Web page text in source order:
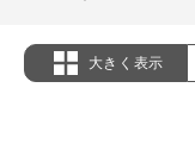
大きく表示